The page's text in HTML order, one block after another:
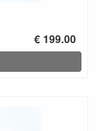
€ 199.00